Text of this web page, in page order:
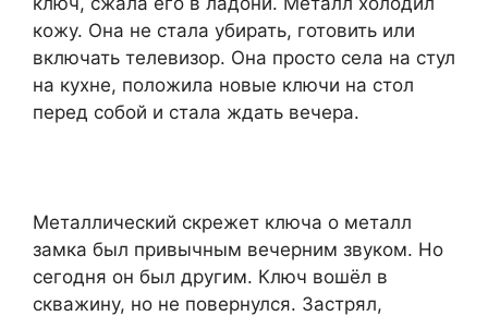
кожу. Она не стала убирать, готовить или
включать телевизор. Она просто села на стул
на кухне, положила новые ключи на стол
перед собой и стала ждать вечера.
Металлический скрежет ключа о металл
замка был привычным вечерним звуком. Но
сегодня он был другим. Ключ вошёл в
скважину, но не повернулся. Застрял,